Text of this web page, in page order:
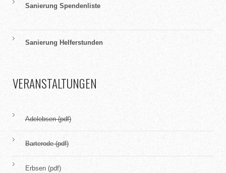
Sanierung Spendenliste
Sanierung Helferstunden
VERANSTALTUNGEN
Adelebsen (pdf)
Barterode (pdf)
Erbsen (pdf)